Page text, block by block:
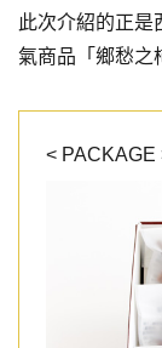
< PACKAGE
此次介紹的正是
氣商品「鄉愁之